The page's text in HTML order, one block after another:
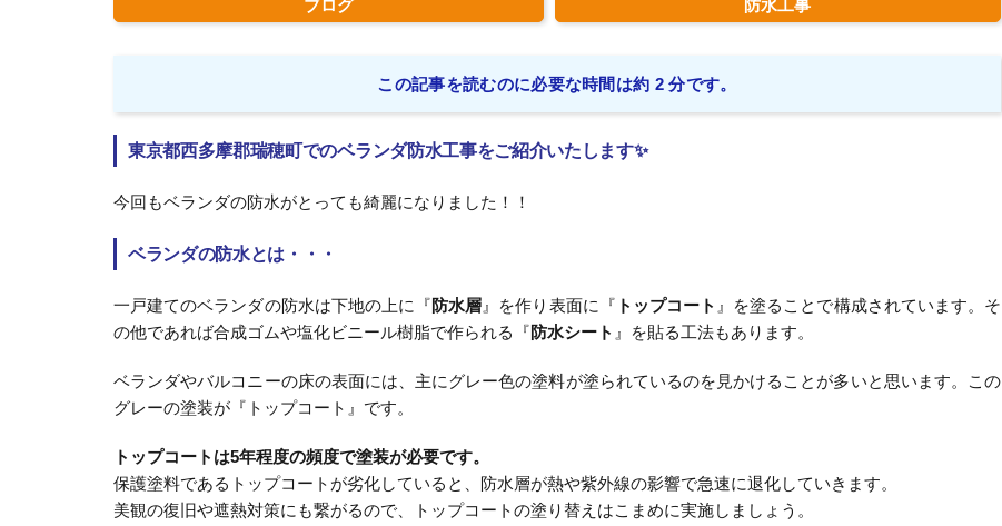
ブログ 防水工事
この記事を読むのに必要な時間は約 2 分です。
東京都西多摩郡瑞穂町でのベランダ防水工事をご紹介いたします✨
今回もベランダの防水がとっても綺麗になりました！！
ベランダの防水とは・・・
一戸建てのベランダの防水は下地の上に『防水層 』を作り表面に『 トップコート 』を塗ることで構成されています。そ
の他であれば合成ゴムや塩化ビニール樹脂で作られる『防水シート 』を貼る工法もあります。
ベランダやバルコニーの床の表面には、主にグレー色の塗料が塗られているのを見かけることが多いと思います。この
グレーの塗装が『トップコート』です。
トップコートは5年程度の頻度で塗装が必要です。
保護塗料であるトップコートが劣化していると、防水層が熱や紫外線の影響で急速に退化していきます。
美観の復旧や遮熱対策にも繋がるので、トップコートの塗り替えはこまめに実施しましょう。